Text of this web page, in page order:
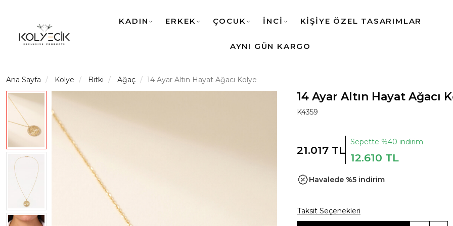
KADIN ERKEK ÇOCUK İNCİ KİŞİYE ÖZEL TASARIMLAR
AYNI GÜN KARGO
Ana Sayfa Kolye Bitki Ağaç 14 Ayar Altın Hayat Ağacı Kolye
14 Ayar Altın Hayat Ağacı
K4359
21.017 TL
Sepette %40 indirim
12.610 TL
Havalede %5 indirim
Taksit Seçenekleri